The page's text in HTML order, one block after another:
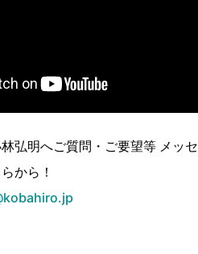
弘明へご質問・ご要望等 メッセ
から！